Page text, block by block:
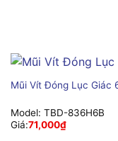
Mũi Vít Đóng Lục Giác
Model: TBD-836H6B
Giá:71,000₫